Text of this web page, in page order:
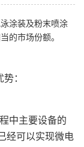
涂装及粉末喷涂
的市场份额。
：
中主要设备的
经可以实现微电